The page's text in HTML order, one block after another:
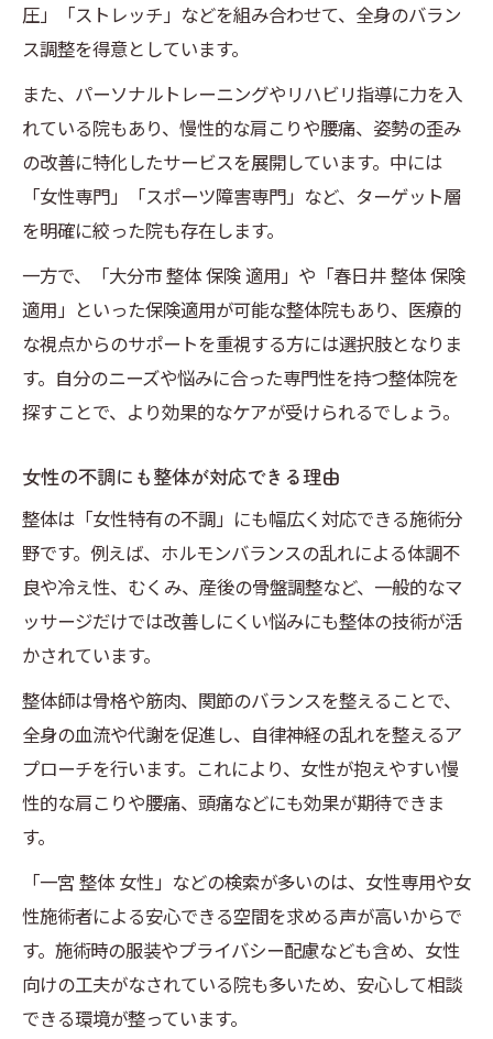
圧」「ストレッチ」などを組み合わせて、全身のバラン
ス調整を得意としています。
また、パーソナルトレーニングやリハビリ指導に力を入
れている院もあり、慢性的な肩こりや腰痛、姿勢の歪み
の改善に特化したサービスを展開しています。中には
「女性専門」「スポーツ障害専門」など、ターゲット層
を明確に絞った院も存在します。
一方で、「大分市 整体 保険 適用」や「春日井 整体 保険
適用」といった保険適用が可能な整体院もあり、医療的
な視点からのサポートを重視する方には選択肢となりま
す。自分のニーズや悩みに合った専門性を持つ整体院を
探すことで、より効果的なケアが受けられるでしょう。
女性の不調にも整体が対応できる理由
整体は「女性特有の不調」にも幅広く対応できる施術分
野です。例えば、ホルモンバランスの乱れによる体調不
良や冷え性、むくみ、産後の骨盤調整など、一般的なマ
ッサージだけでは改善しにくい悩みにも整体の技術が活
かされています。
整体師は骨格や筋肉、関節のバランスを整えることで、
全身の血流や代謝を促進し、自律神経の乱れを整えるア
プローチを行います。これにより、女性が抱えやすい慢
性的な肩こりや腰痛、頭痛などにも効果が期待できま
す。
「一宮 整体 女性」などの検索が多いのは、女性専用や女
性施術者による安心できる空間を求める声が高いからで
す。施術時の服装やプライバシー配慮なども含め、女性
向けの工夫がなされている院も多いため、安心して相談
できる環境が整っています。